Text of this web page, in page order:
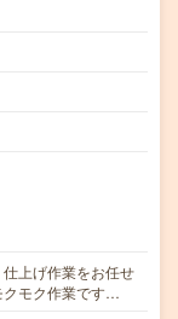
上げ作業をお任せ
クモク作業です…